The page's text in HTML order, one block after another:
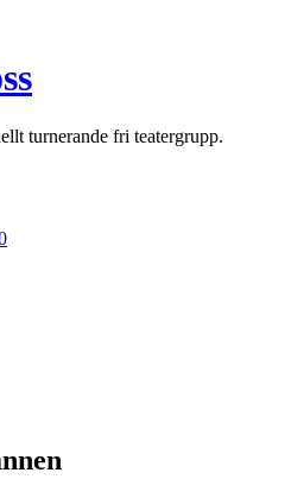
turnerande fri teatergrupp.